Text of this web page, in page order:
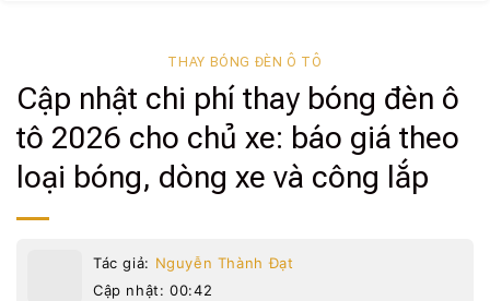
THAY BÓNG ĐÈN Ô TÔ
Cập nhật chi phí thay bóng đèn ô
tô 2026 cho chủ xe: báo giá theo
loại bóng, dòng xe và công lắp
Tác giả: Nguyễn Thành Đạt
Cập nhật: 00:42